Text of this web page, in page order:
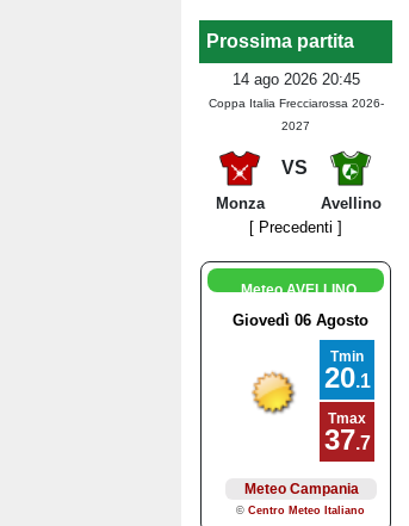
Prossima partita
14 ago 2026 20:45
Coppa Italia Frecciarossa 2026-
2027
VS
Monza
Avellino
[ Precedenti ]
Meteo AVELLINO